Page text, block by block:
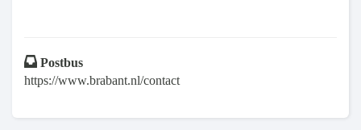
Postbus
https://www.brabant.nl/contact